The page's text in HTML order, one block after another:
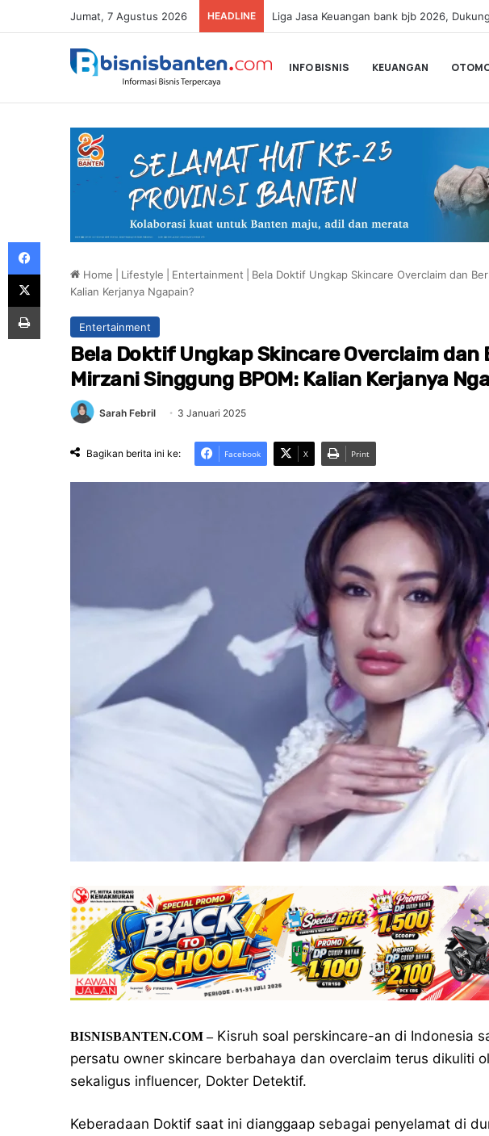
Jumat, 7 Agustus 2026 HEADLINE
INFO BISNIS KEUANGAN
Home Lifestyle Entertainment
Bela Doktif Ungkap Skincare Overclaim dan
Kalian Kerjanya Ngapain?
Entertainment
Bela Doktif Ungkap Skincare Overclaim dan
Mirzani Singgung BPOM: Kalian Kerjanya
Sarah Febril 3 Januari 2025
Bagikan berita ini ke: Facebook X Print
BISNISBANTEN.COM –Kisruh soal perskincare-an di Indonesia
persatu owner skincare berbahaya dan overclaim terus dikuliti
sekaligus influencer, Dokter Detektif.
Keberadaan Doktif saat ini dianggaap sebagai penyelamat di
Facebook